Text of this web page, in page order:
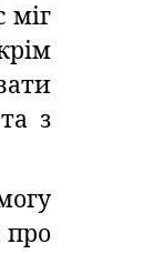
міг
з
про